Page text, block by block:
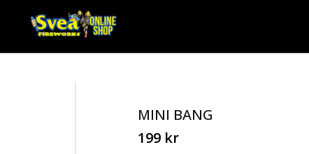
MINI BANG
199 kr